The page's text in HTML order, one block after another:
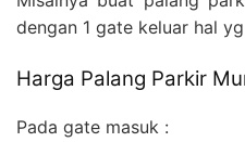
dengan 1 gate keluar hal
Harga Palang Parkir
Pada gate masuk :